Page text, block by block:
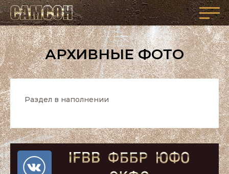
АРХИВНЫЕ ФОТО
Раздел в наполнении